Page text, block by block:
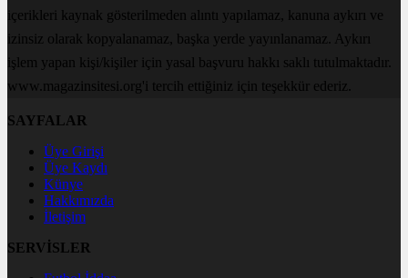
içerikleri kaynak gösterilmeden alıntı yapılamaz, kanuna aykırı ve
izinsiz olarak kopyalanamaz, başka yerde yayınlanamaz. Aykırı
işlem yapan kişi/kişiler için yasal başvuru hakkı saklı tutulmaktadır.
www.magazinsitesi.org'i tercih ettiğiniz için teşekkür ederiz.
SAYFALAR
Üye Girişi
Üye Kaydı
Künye
Hakkımızda
İletişim
SERVİSLER